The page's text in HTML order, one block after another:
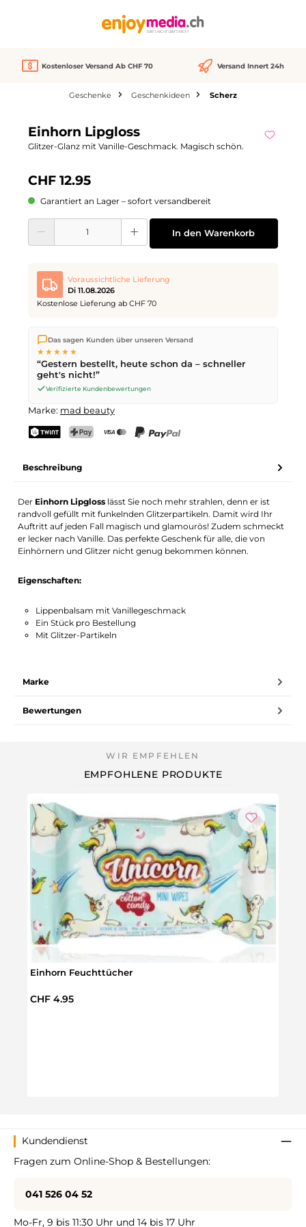
Kostenloser Versand Ab CHF 70 Versand Innert 24h
Geschenke Geschenkideen Scherz
Einhorn Lipgloss
Glitzer-Glanz mit Vanille-Geschmack. Magisch schön.
CHF 12.95
Garantiert an Lager – sofort versandbereit
Produkt Anzahl: Gib den gewünschten Wert ein oder benutze die
In den Warenkorb
Voraussichtliche Lieferung
Di 11.08.2026
Kostenlose Lieferung ab CHF 70
Wir versenden direkt aus unserem Lager in Kriens. Ab
ist die Lieferung kostenlos. Bestellungen bis
werden noch am selben Tag versendet – Zustellung am
nächsten Werktagmit der Schweizerischen Post.
Das sagen Kunden über unseren Versand
★★★★★
“Gestern bestellt, heute schon da – schneller
geht's nicht!”
Verifizierte Kundenbewertungen
Marke: mad beauty
Beschreibung
Der Einhorn Lipgloss lässt Sie noch mehr strahlen, denn er ist
randvoll gefüllt mit funkelnden Glitzerpartikeln. Damit wird Ihr
Auftritt auf jeden Fall magisch und glamourös! Zudem schmeckt
er lecker nach Vanille. Das perfekte Geschenk für alle, die von
Einhörnern und Glitzer nicht genug bekommen können.
Eigenschaften:
Lippenbalsam mit Vanillegeschmack
Ein Stück pro Bestellung
Mit Glitzer-Partikeln
Marke
Bewertungen
EMPFOHLENE PRODUKTE
Einhorn Feuchttücher
Regulärer Preis:
CHF 4.95
Kundendienst
Fragen zum Online-Shop & Bestellungen:
041 526 04 52
Mo-Fr, 9 bis 11:30 Uhr und 14 bis 17 Uhr